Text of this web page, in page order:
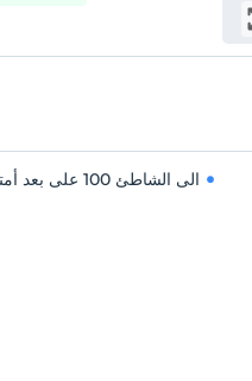
الى الشاطئ 100 على بعد أمتار